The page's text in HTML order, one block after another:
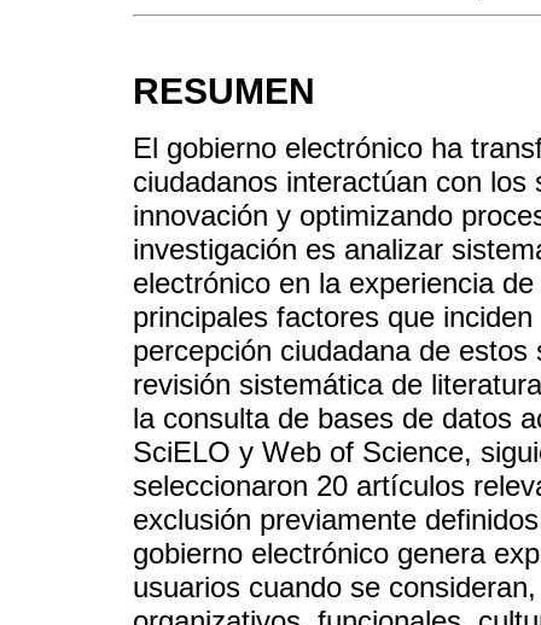
RESUMEN
El gobierno electrónico ha
ciudadanos interactúan con
innovación y optimizando
investigación es analizar
electrónico en la experiencia
principales factores que
percepción ciudadana de
revisión sistemática de
la consulta de bases de datos
SciELO y Web of Science,
seleccionaron 20 artículos
exclusión previamente
gobierno electrónico genera
usuarios cuando se